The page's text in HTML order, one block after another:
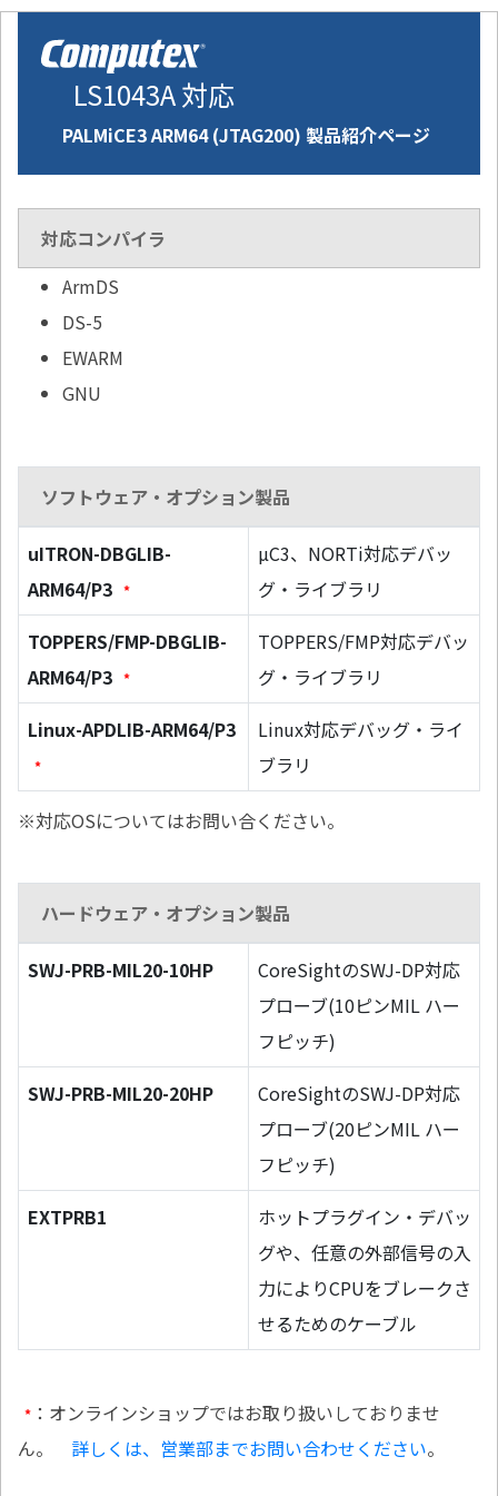
LS1043A 対応
PALMiCE3 ARM64 (JTAG200) 製品紹介ページ
対応コンパイラ
ArmDS
DS-5
EWARM
GNU
ソフトウェア・オプション製品
uITRON-DBGLIB-
ARM64/P3 *
µC3、NORTi対応デバッ
グ・ライブラリ
TOPPERS/FMP-DBGLIB-
ARM64/P3 *
TOPPERS/FMP対応デバッ
グ・ライブラリ
Linux-APDLIB-ARM64/P3
*
Linux対応デバッグ・ライ
ブラリ
※対応OSについてはお問い合ください。
ハードウェア・オプション製品
SWJ-PRB-MIL20-10HP
CoreSightのSWJ-DP対応
プローブ(10ピンMIL ハー
フピッチ)
SWJ-PRB-MIL20-20HP
CoreSightのSWJ-DP対応
プローブ(20ピンMIL ハー
フピッチ)
EXTPRB1
ホットプラグイン・デバッ
グや、任意の外部信号の入
力によりCPUをブレークさ
せるためのケーブル
* ：オンラインショップではお取り扱いしておりませ
ん。 詳しくは、営業部までお問い合わせください。